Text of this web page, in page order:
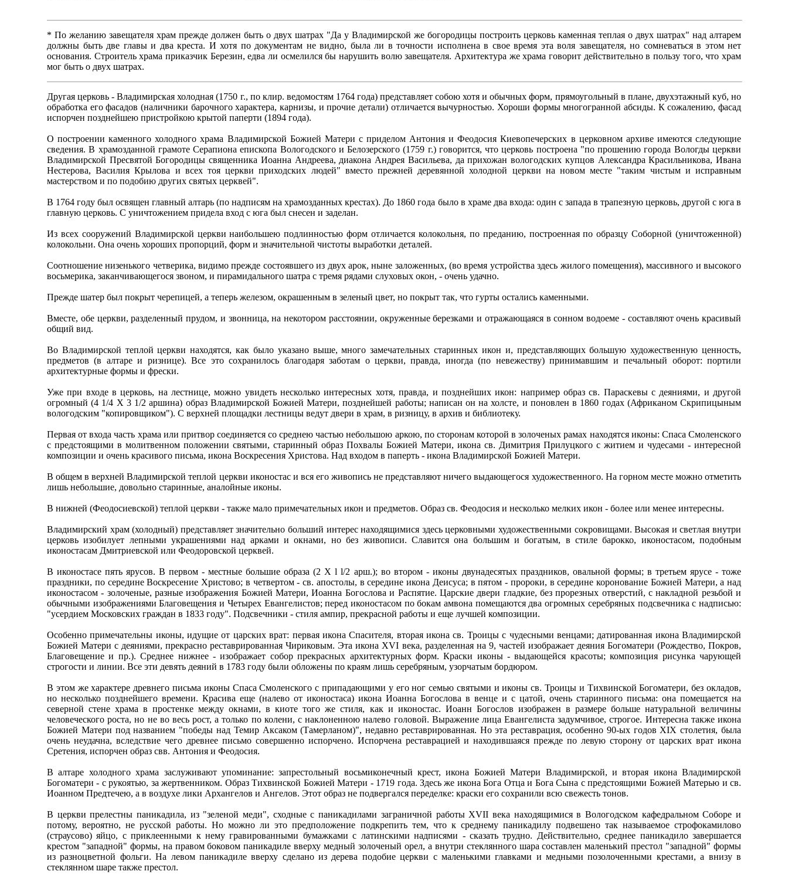
* По желанию завещателя храм прежде должен быть о двух шатрах "Да у Владимирской же богородицы построить церковь каменная теплая о двух шатрах" над алтарем
должны быть две главы и два креста. И хотя по документам не видно, была ли в точности исполнена в свое время эта воля завещателя, но сомневаться в этом нет
основания. Строитель храма приказчик Березин, едва ли осмелился бы нарушить волю завещателя. Архитектура же храма говорит действительно в пользу того, что храм
мог быть о двух шатрах.
Другая церковь - Владимирская холодная (1750 г., по клир. ведомостям 1764 года) представляет собою хотя и обычных форм, прямоугольный в плане, двухэтажный куб, но
обработка его фасадов (наличники барочного характера, карнизы, и прочие детали) отличается вычурностью. Хороши формы многогранной абсиды. К сожалению, фасад
испорчен позднейшею пристройкою крытой паперти (1894 года).
О построении каменного холодного храма Владимирской Божией Матери с приделом Антония и Феодосия Киевопечерских в церковном архиве имеются следующие
сведения. В храмозданной грамоте Cepaпиoнa епископа Вологодского и Белозерского (1759 г.) говорится, что церковь построена "по прошению города Вологды церкви
Владимирской Пресвятой Богородицы священника Иоанна Андреева, диакона Андрея Васильева, да прихожан вологодских купцов Александра Красильникова, Ивана
Нестерова, Василия Крылова и всех тоя церкви приходских людей" вместо прежней деревянной холодной церкви на новом месте "таким чистым и исправным
мастерством и по подобию других святых церквей".
В 1764 году был освящен главный алтарь (по надписям на храмозданных крестах). До 1860 года было в храме два входа: один с запада в трапезную церковь, другой с юга в
главную церковь. С уничтожением придела вход с юга был снесен и заделан.
Из всех сооружений Владимирской церкви наибольшею подлинностью форм отличается колокольня, по преданию, построенная по образцу Соборной (уничтоженной)
колокольни. Она очень хороших пропорций, форм и значительной чистоты выработки деталей.
Соотношение низенького четверика, видимо прежде состоявшего из двух арок, ныне заложенных, (во время устройства здесь жилого помещения), массивного и высокого
восьмерика, заканчивающегося звоном, и пирамидального шатра с тремя рядами слуховых окон, - очень удачно.
Прежде шатер был покрыт черепицей, а теперь железом, окрашенным в зеленый цвет, но покрыт так, что гурты остались каменными.
Вместе, обе церкви, разделенный прудом, и звонница, на некотором расстоянии, окруженные березками и отражающаяся в сонном водоеме - составляют очень красивый
общий вид.
Во Владимирской теплой церкви находятся, как было указано выше, много замечательных старинных икон и, представляющих большую художественную ценность,
предметов (в алтаре и ризнице). Все это сохранилось благодаря заботам о церкви, правда, иногда (по невежеству) принимавшим и печальный оборот: портили
архитектурные формы и фрески.
Уже при входе в церковь, на лестнице, можно увидеть несколько интересных хотя, правда, и позднейших икон: например образ св. Параскевы с деяниями, и другой
огромный (4 1/4 Х 3 1/2 аршина) образ Владимирской Божией Матери, позднейшей работы; написан он на холсте, и поновлен в 1860 годах (Африканом Скрипицыным
вологодским "копировщиком"). С верхней площадки лестницы ведут двери в храм, в ризницу, в архив и библиотеку.
Первая от входа часть храма или притвор соединяется со среднею частью небольшою аркою, по сторонам которой в золоченых рамах находятся иконы: Спаса Смоленского
с предстоящими в молитвенном положении святыми, старинный образ Похвалы Божией Матери, икона св. Димитрия Прилуцкого с житием и чудесами - интересной
композиции и очень красивого письма, икона Воскресения Христова. Над входом в паперть - икона Владимирской Божией Матери.
В общем в верхней Владимирской теплой церкви иконостас и вся его живопись не представляют ничего выдающегося художественного. На горном месте можно отметить
лишь небольшие, довольно старинные, аналойные иконы.
В нижней (Феодосиевской) теплой церкви - также мало примечательных икон и предметов. Образ св. Феодосия и несколько мелких икон - более или менее интересны.
Владимирский храм (холодный) представляет значительно больший интерес находящимися здесь церковными художественными сокровищами. Высокая и светлая внутри
церковь изобилует лепными украшениями над арками и окнами, но без живописи. Славится она большим и богатым, в стиле барокко, иконостасом, подобным
иконостасам Дмитриевской или Феодоровской церквей.
В иконостасе пять ярусов. В первом - местные большие образа (2 X l l/2 арш.); во втором - иконы двунадесятых праздников, овальной формы; в третьем ярусе - тоже
праздники, по середине Воскресение Христово; в четвертом - св. апостолы, в середине икона Деисуса; в пятом - пророки, в середине коронование Божией Матери, а над
иконостасом - золоченые, разные изображения Божией Матери, Иоанна Богослова и Распятие. Царские двери гладкие, без прорезных отверстий, с накладной резьбой и
обычными изображениями Благовещения и Четырех Евангелистов; перед иконостасом по бокам амвона помещаются два огромных серебряных подсвечника с надписью:
"усердием Московских граждан в 1833 году". Подсвечники - стиля ампир, прекрасной работы и еще лучшей композиции.
Особенно примечательны иконы, идущие от царских врат: первая икона Спасителя, вторая икона св. Троицы с чудесными венцами; датированная икона Владимирской
Божией Матери с деяниями, прекрасно реставрированная Чириковым. Эта икона XVI века, разделенная на 9, частей изображает деяния Богоматери (Рождество, Покров,
Благовещение и пр.). Среднее нижнее - изображает собор прекрасных архитектурных форм. Краски иконы - выдающейся красоты; композиция рисунка чарующей
строгости и линии. Все эти девять деяний в 1783 году были обложены по краям лишь серебряным, узорчатым бордюром.
В этом же характере древнего письма иконы Спаса Смоленского с припадающими у его ног семью святыми и иконы св. Троицы и Тихвинской Богоматери, без окладов,
но несколько позднейшего времени. Красива еще (налево от иконостаса) икона Иоанна Богослова в венце и с цатой, очень старинного письма: она помещается на
северной стене храма в простенке между окнами, в киоте того же стиля, как и иконостас. Иоанн Богослов изображен в размере больше натуральной величины
человеческого роста, но не во весь рост, а только по колени, с наклоненною налево головой. Выражение лица Евангелиста задумчивое, строгое. Интересна также икона
Божией Матери под названием "победы над Темир Аксаком (Тамерланом)", недавно реставрированная. Но эта реставрация, особенно 90-ых годов XIX столетия, была
очень неудачна, вследствие чего древнее письмо совершенно испорчено. Испорчена реставрацией и находившаяся прежде по левую сторону от царских врат икона
Сретения, испорчен образ свв. Антония и Феодосия.
В алтаре холодного храма заслуживают упоминание: запрестольный восьмиконечный крест, икона Божией Матери Владимирской, и вторая икона Владимирской
Богоматери - с рукоятью, за жертвенником. Образ Тихвинской Божией Матери - 1719 года. Здесь же икона Бога Отца и Бога Сына с предстоящими Божией Матерью и св.
Иоанном Предтечею, а в воздухе лики Архангелов и Ангелов. Этот образ не подвергался переделке: краски его сохранили всю свежесть тонов.
В церкви прелестны паникадила, из "зеленой меди", сходные с паникадилами заграничной работы XVII века находящимися в Вологодском кафедральном Соборе и
потому, вероятно, не русской работы. Но можно ли это предположение подкрепить тем, что к среднему паникадилу подвешено так называемое строфокамилово
(страусово) яйцо, с приклеенными к нему гравированными бумажками с латинскими надписями - сказать трудно. Действительно, среднее паникадило завершается
крестом "западной" формы, на правом боковом паникадиле вверху медный золоченый орел, а внутри стеклянного шара составлен маленький престол "западной" формы
из разноцветной фольги. На левом паникадиле вверху сделано из дерева подобие церкви с маленькими главками и медными позолоченными крестами, а внизу в
стеклянном шаре также престол.